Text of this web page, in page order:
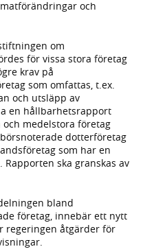
och
om
för vissa stora företag
krav på
som omfattas, t.ex.
och utsläpp av
en hållbarhetsrapport
medelstora företag
dotterföretag
som har en
Rapporten ska granskas av
bland
företag, innebär ett nytt
regeringen åtgärder för